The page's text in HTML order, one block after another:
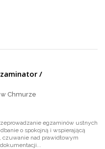
/
Chmurze
egzaminów ustnych
o spokojną i wspierającą
nad prawidłowym